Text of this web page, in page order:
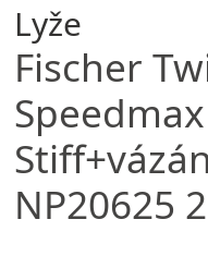
Lyže
Fischer
NP20625